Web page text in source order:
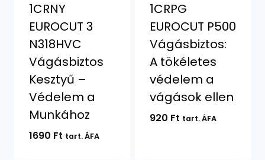
1CRNY
EUROCUT 3
N318HVC
Vágásbiztos
Kesztyű –
Védelem a
Munkához
1690 Ft tart. ÁFA
1CRPG
EUROCUT P500
Vágásbiztos:
A tökéletes
védelem a
vágások ellen
920 Ft tart. ÁFA